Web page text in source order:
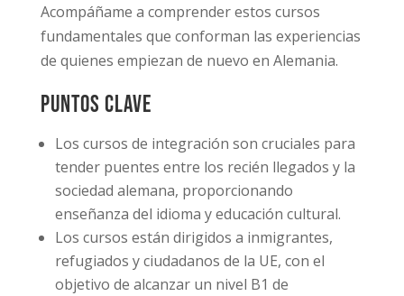
Acompáñame a comprender estos cursos
fundamentales que conforman las experiencias
de quienes empiezan de nuevo en Alemania.
Puntos clave
Los cursos de integración son cruciales para
tender puentes entre los recién llegados y la
sociedad alemana, proporcionando
enseñanza del idioma y educación cultural.
Los cursos están dirigidos a inmigrantes,
refugiados y ciudadanos de la UE, con el
objetivo de alcanzar un nivel B1 de